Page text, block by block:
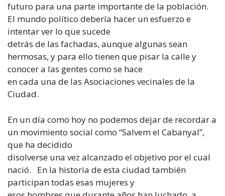
futuro para una parte importante de la población.
El mundo político debería hacer un esfuerzo e
intentar ver lo que sucede
detrás de las fachadas, aunque algunas sean
hermosas, y para ello tienen que pisar la calle y
conocer a las gentes como se hace
en cada una de las Asociaciones vecinales de la
Ciudad.
En un día como hoy no podemos dejar de recordar a
un movimiento social como “Salvem el Cabanyal”,
que ha decidido
disolverse una vez alcanzado el objetivo por el cual
nació. En la historia de esta ciudad también
participan todas esas mujeres y